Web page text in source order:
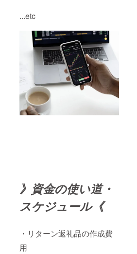
...etc
》資金の使い道・
スケジュール《
・リターン返礼品の作成費
用